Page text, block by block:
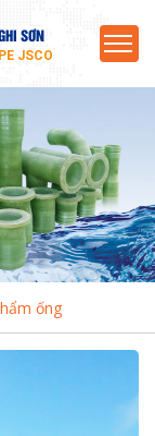
SƠN
JSCO
ống